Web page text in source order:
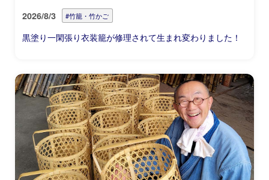
2026/8/3 #竹籠・竹かご
黒塗り一閑張り衣装籠が修理されて生まれ変わりました！